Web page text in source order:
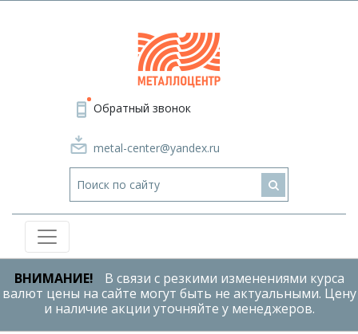
Обратный звонок
metal-center@yandex.ru
ВНИМАНИЕ!
В связи с резкими изменениями курса
валют цены на сайте могут быть не актуальными. Цену
и наличие акции уточняйте у менеджеров.